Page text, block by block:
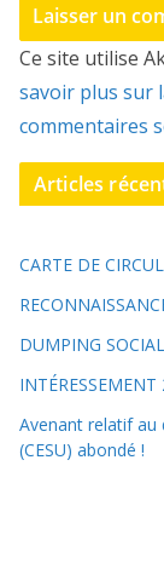
Ce site utilise
savoir plus sur
commentaires
Articles
CARTE DE
DUMPING
Avenant relatif au
(CESU) abondé !